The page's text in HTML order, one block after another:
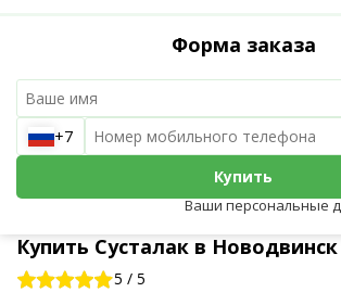
Купить Сусталак в Новодвинск
5 / 5
Форма заказа
+7
Купить
Ваши персональные